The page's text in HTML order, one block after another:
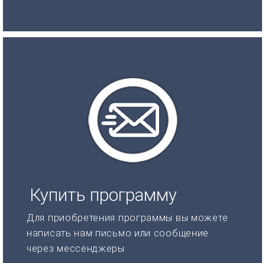
Купить программу
Для приобретения программы вы можете
написать нам письмо или сообщение
через мессенджеры